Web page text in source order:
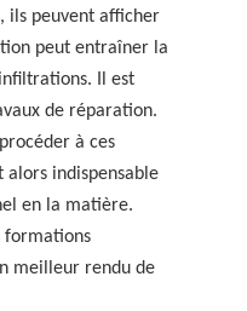
ils peuvent afficher
peut entraîner la
Il est
de réparation.
à ces
alors indispensable
en la matière.
formations
meilleur rendu de